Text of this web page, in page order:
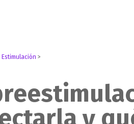
Estimulación >
y